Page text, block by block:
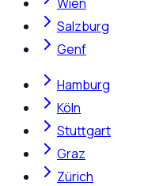
Salzburg
Genf
Hamburg
Köln
Stuttgart
Graz
Zürich